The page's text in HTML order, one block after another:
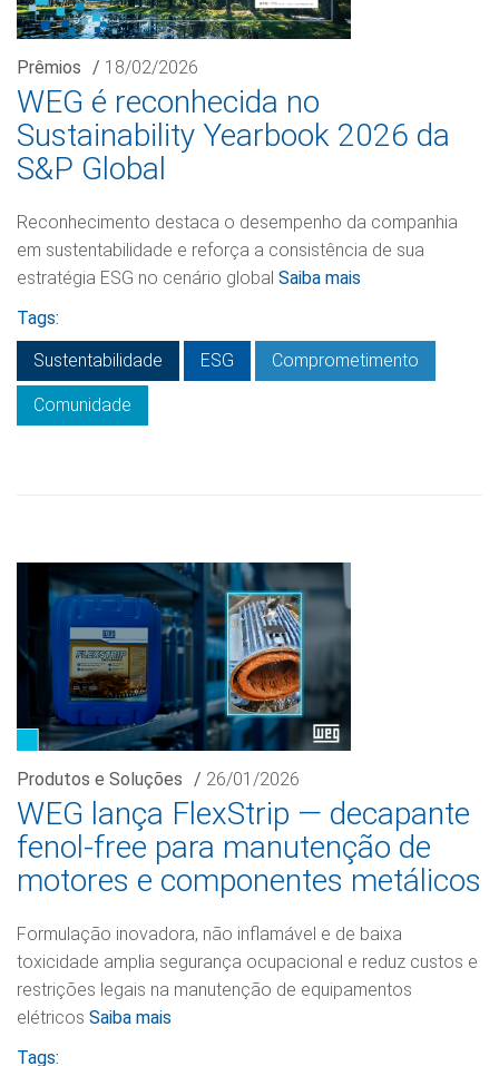
Prêmios / 18/02/2026
WEG é reconhecida no
Sustainability Yearbook 2026 da
S&P Global
Reconhecimento destaca o desempenho da companhia
em sustentabilidade e reforça a consistência de sua
estratégia ESG no cenário global Saiba mais
Tags:
Sustentabilidade
ESG Comprometimento
Comunidade
Produtos e Soluções / 26/01/2026
WEG lança FlexStrip — decapante
fenol-free para manutenção de
motores e componentes metálicos
Formulação inovadora, não inflamável e de baixa
toxicidade amplia segurança ocupacional e reduz custos e
restrições legais na manutenção de equipamentos
elétricos Saiba mais
Tags: